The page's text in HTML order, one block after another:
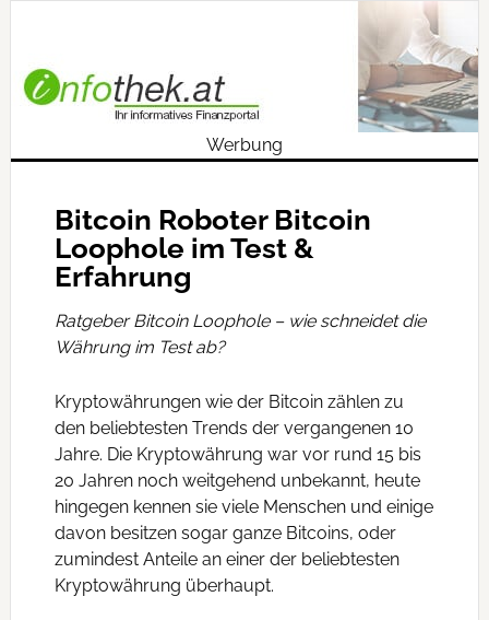
Werbung
Bitcoin Roboter Bitcoin
Loophole im Test &
Erfahrung
Ratgeber Bitcoin Loophole – wie schneidet die
Währung im Test ab?
Kryptowährungen wie der Bitcoin zählen zu
den beliebtesten Trends der vergangenen 10
Jahre. Die Kryptowährung war vor rund 15 bis
20 Jahren noch weitgehend unbekannt, heute
hingegen kennen sie viele Menschen und einige
davon besitzen sogar ganze Bitcoins, oder
zumindest Anteile an einer der beliebtesten
Kryptowährung überhaupt.